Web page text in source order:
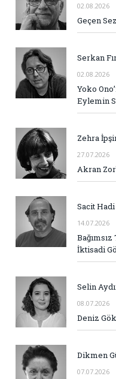
02.08.2026
Geçen
Serkan
02.08.2026
Yoko
Eylemin
Zehra
27.07.2026
Akran
Sacit
14.07.2026
Bağımsız
İktisadi
Selin
08.07.2026
Deniz
Dikmen
07.07.2026